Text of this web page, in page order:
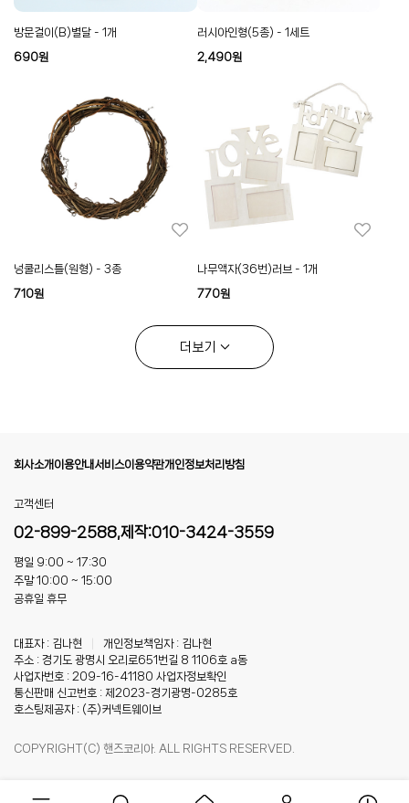
방문걸이(B)별달 - 1개
690원
러시아인형(5종) - 1세트
2,490원
넝쿨리스틀(원형) - 3종
710원
나무액자(36번)러브 - 1개
770원
더보기
회사소개 이용안내서비스이용약관개인정보처리방침
고객센터
02-899-2588,제작:010-3424-3559
평일 9:00 ~ 17:30
주말 10:00 ~ 15:00
공휴일 휴무
대표자 : 김나현
개인정보책임자 : 김나현
주소 : 경기도 광명시 오리로651번길 8 1106호 a동
사업자번호 : 209-16-41180 사업자정보확인
통신판매 신고번호 : 제2023-경기광명-0285호
호스팅제공자 : (주)커넥트웨이브
COPYRIGHT(C) 핸즈코리아. ALL RIGHTS RESERVED.